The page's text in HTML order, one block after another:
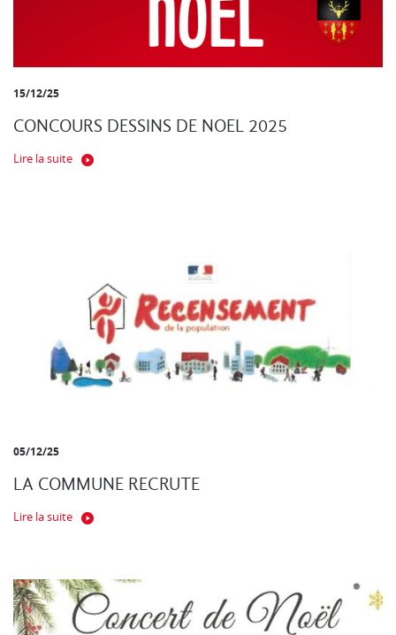
15/12/25
CONCOURS DESSINS DE NOEL 2025
Lire la suite
05/12/25
LA COMMUNE RECRUTE
Lire la suite